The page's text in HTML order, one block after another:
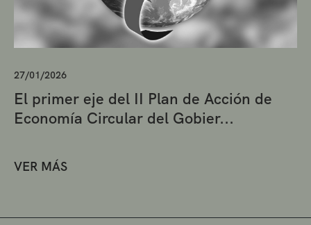
27/01/2026
El primer eje del II Plan de Acción de
Economía Circular del Gobier...
VER MÁS